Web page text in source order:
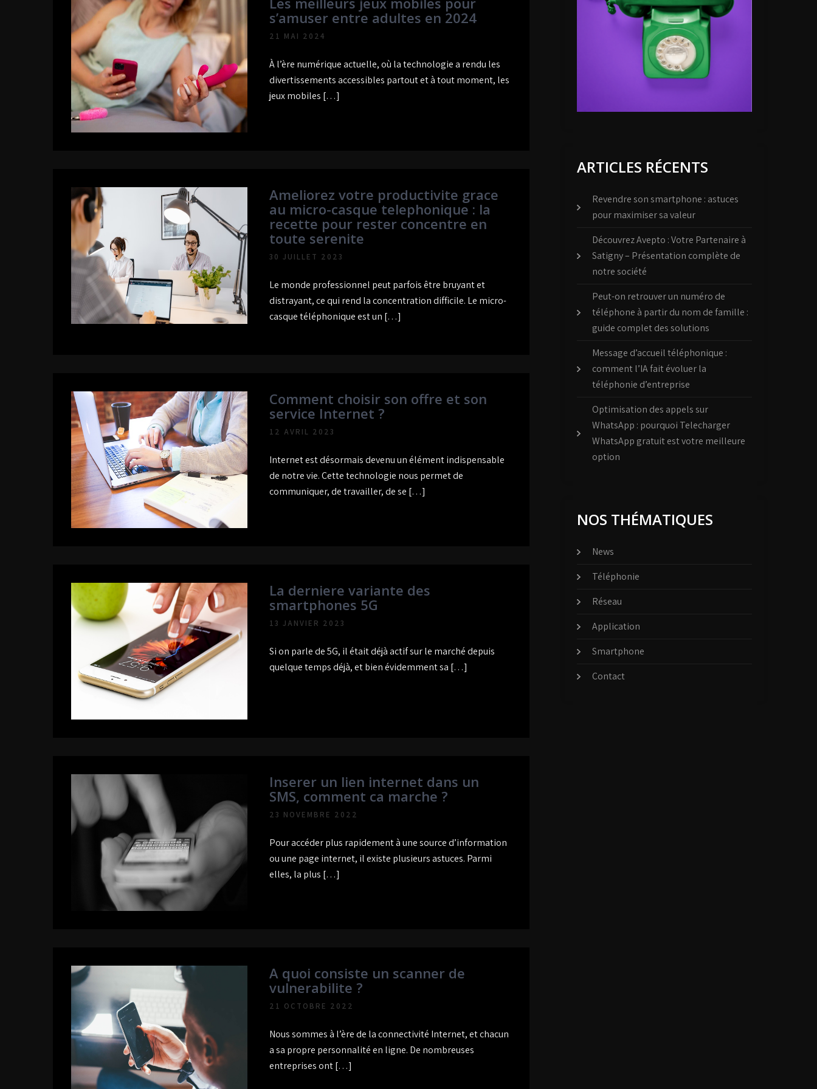
s’amuser entre adultes en 2024
21 MAI 2024
À l’ère numérique actuelle, où la technologie a rendu les
divertissements accessibles partout et à tout moment, les
jeux mobiles […]
Ameliorez votre productivite grace
au micro-casque telephonique : la
recette pour rester concentre en
toute serenite
30 JUILLET 2023
Le monde professionnel peut parfois être bruyant et
distrayant, ce qui rend la concentration difficile. Le micro-
casque téléphonique est un […]
Comment choisir son offre et son
service Internet ?
12 AVRIL 2023
Internet est désormais devenu un élément indispensable
de notre vie. Cette technologie nous permet de
communiquer, de travailler, de se […]
La derniere variante des
smartphones 5G
13 JANVIER 2023
Si on parle de 5G, il était déjà actif sur le marché depuis
quelque temps déjà, et bien évidemment sa […]
Inserer un lien internet dans un
SMS, comment ca marche ?
23 NOVEMBRE 2022
Pour accéder plus rapidement à une source d’information
ou une page internet, il existe plusieurs astuces. Parmi
elles, la plus […]
A quoi consiste un scanner de
vulnerabilite ?
21 OCTOBRE 2022
Nous sommes à l’ère de la connectivité Internet, et chacun
a sa propre personnalité en ligne. De nombreuses
entreprises ont […]
ARTICLES RÉCENTS
Revendre son smartphone : astuces
pour maximiser sa valeur
Découvrez Avepto : Votre Partenaire à
Satigny – Présentation complète de
notre société
Peut-on retrouver un numéro de
téléphone à partir du nom de famille :
guide complet des solutions
Message d’accueil téléphonique :
comment l’IA fait évoluer la
téléphonie d’entreprise
Optimisation des appels sur
WhatsApp : pourquoi Telecharger
WhatsApp gratuit est votre meilleure
option
NOS THÉMATIQUES
News
Téléphonie
Réseau
Application
Smartphone
Contact